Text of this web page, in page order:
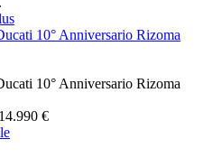
10° Anniversario Rizoma
10° Anniversario Rizoma
€